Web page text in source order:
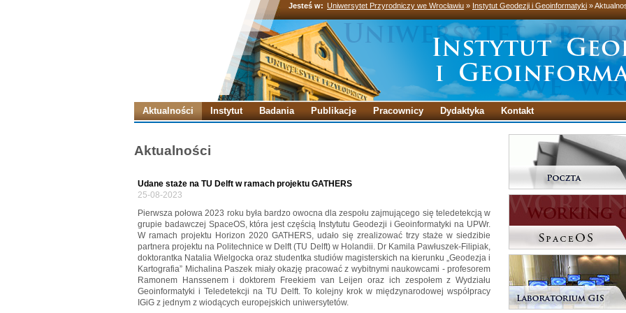
Jesteś w: Uniwersytet Przyrodniczy we Wrocławiu » Instytut Geodezji i Geoinformatyki »
Aktualności Instytut Badania Publikacje Pracownicy Dydaktyka Kontakt
Aktualności
Udane staże na TU Delft w ramach projektu GATHERS
25-08-2023
Pierwsza połowa 2023 roku była bardzo owocna dla zespołu zajmującego się teledetekcją w
grupie badawczej SpaceOS, która jest częścią Instytutu Geodezji i Geoinformatyki na UPWr.
W ramach projektu Horizon 2020 GATHERS, udało się zrealizować trzy staże w siedzibie
partnera projektu na Politechnice w Delft (TU Delft) w Holandii. Dr Kamila Pawłuszek-Filipiak,
doktorantka Natalia Wielgocka oraz studentka studiów magisterskich na kierunku „Geodezja i
Kartografia” Michalina Paszek miały okazję pracować z wybitnymi naukowcami - profesorem
Ramonem Hanssenem i doktorem Freekiem van Leijen oraz ich zespołem z Wydziału
Geoinformatyki i Teledetekcji na TU Delft. To kolejny krok w międzynarodowej współpracy
IGiG z jednym z wiodących europejskich uniwersytetów.